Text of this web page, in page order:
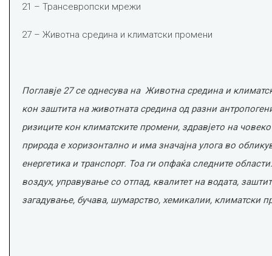
21 – Трансевропски мрежи
27 – Животна средина и климатски промени
Поглавје 27 се однесува на Животна средина и
кон заштита на животната средина од разни
ризиците кон климатските промени, здравјето на
природа е хоризонтално и има значајна улога во
енергетика и транспорт. Тоа ги опфаќа следните
воздух, управување со отпад, квалитет на водата,
загадување, бучава, шумарство, хемикалии, климатски